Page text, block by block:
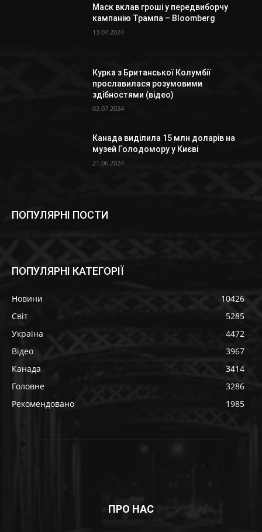
Маск вклав гроші у передвиборчу
кампанію Трампа – Bloomberg
13.07.2024
Курка з Британської Колумбії
прославилася розумовими
здібностями (відео)
02.07.2024
Канада виділила 15 млн доларів на
музей Голодомору у Києві
21.06.2024
ПОПУЛЯРНІ ПОСТИ
ПОПУЛЯРНІ КАТЕГОРІЇ
Новини
10426
Світ
5285
Україна
4472
Відео
3967
Канада
3414
Головне
3286
Рекомендовано
1985
ПРО НАС